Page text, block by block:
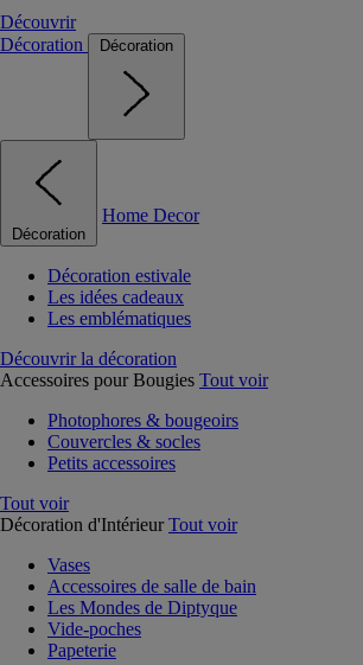
Découvrir
Décoration
Décoration
Décoration
Home Decor
Décoration estivale
Les idées cadeaux
Les emblématiques
Découvrir la décoration
Accessoires pour Bougies Tout voir
Photophores & bougeoirs
Couvercles & socles
Petits accessoires
Tout voir
Décoration d'Intérieur Tout voir
Vases
Accessoires de salle de bain
Les Mondes de Diptyque
Vide-poches
Papeterie